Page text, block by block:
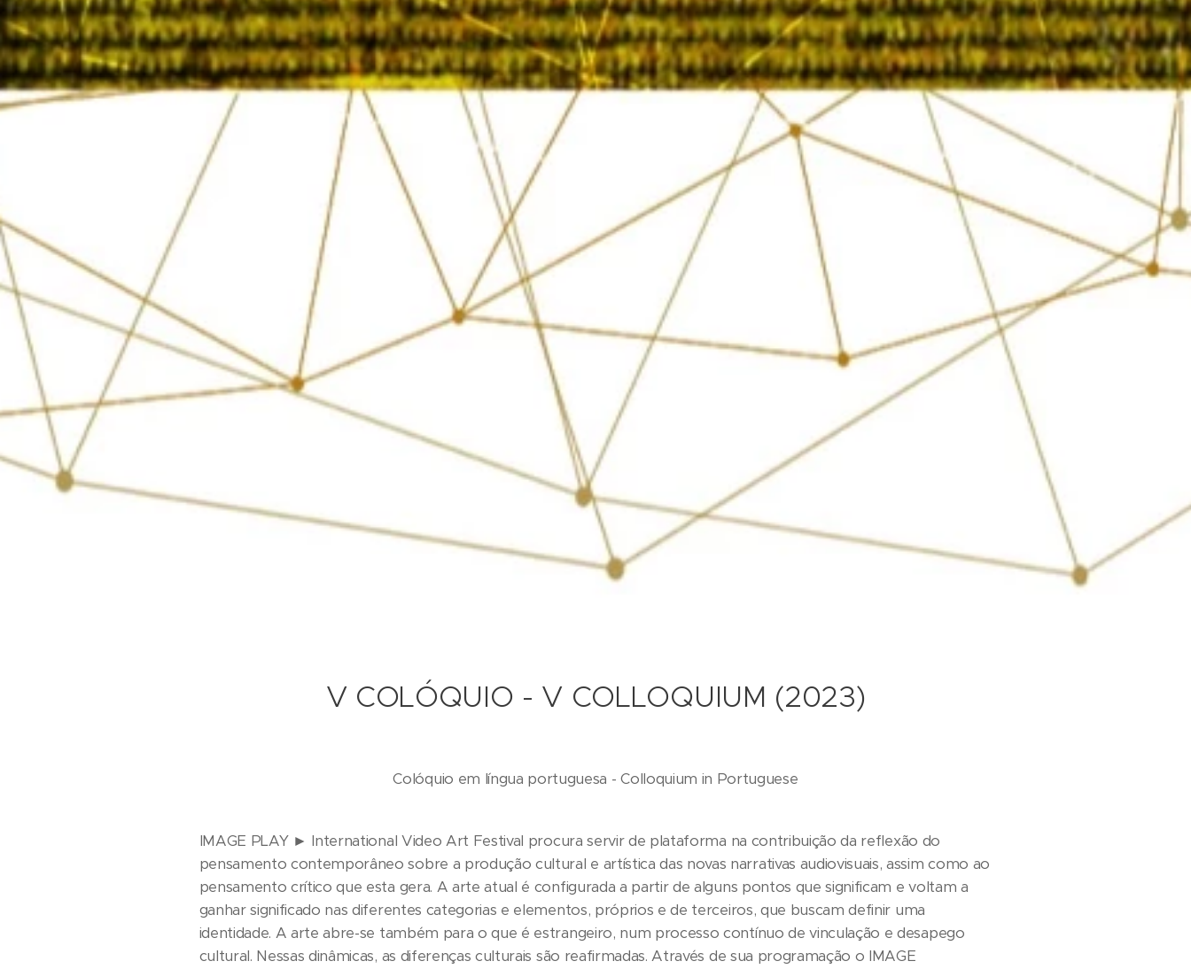
V COLÓQUIO - V COLLOQUIUM (2023)
Colóquio em língua portuguesa - Colloquium in Portuguese
IMAGE PLAY ► International Video Art Festival procura servir de plataforma na contribuição da reflexão do
pensamento contemporâneo sobre a produção cultural e artística das novas narrativas audiovisuais, assim como ao
pensamento crítico que esta gera. A arte atual é configurada a partir de alguns pontos que significam e voltam a
ganhar significado nas diferentes categorias e elementos, próprios e de terceiros, que buscam definir uma
identidade. A arte abre-se também para o que é estrangeiro, num processo contínuo de vinculação e desapego
cultural. Nessas dinâmicas, as diferenças culturais são reafirmadas. Através de sua programação o IMAGE